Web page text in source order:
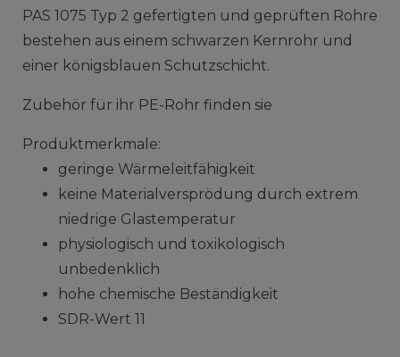
PAS 1075 Typ 2 gefertigten und geprüften Rohre
bestehen aus einem schwarzen Kernrohr und
einer königsblauen Schutzschicht.
Zubehör für ihr PE-Rohr finden sie
Produktmerkmale:
geringe Wärmeleitfähigkeit
keine Materialversprödung durch extrem
niedrige Glastemperatur
physiologisch und toxikologisch
unbedenklich
hohe chemische Beständigkeit
SDR-Wert 11